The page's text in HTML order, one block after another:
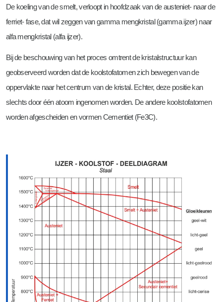
De koeling van de smelt, verloopt in hoofdzaak van de austeniet- naar de
ferriet- fase, dat wil zeggen van gamma mengkristal (gamma ijzer) naar
alfa mengkristal (alfa ijzer).
Bij de beschouwing van het proces omtrent de kristalstructuur kan
geobserveerd worden dat de koolstofatomen zich bewegen van de
oppervlakte naar het centrum van de kristal. Echter, deze positie kan
slechts door één atoom ingenomen worden. De andere koolstofatomen
worden afgescheiden en vormen Cementiet (Fe3C).